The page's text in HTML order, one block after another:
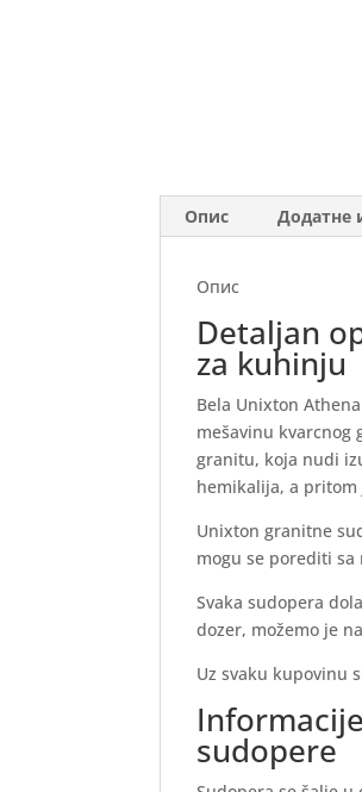
Опис Додатне
Опис
Detaljan
za kuhinju
Bela Unixton
mešavinu kvarcnog
granitu, koja nudi
hemikalija, a pritom
Unixton granitne
mogu se porediti
Svaka sudopera
dozer, možemo je
Uz svaku kupovinu
sudopere